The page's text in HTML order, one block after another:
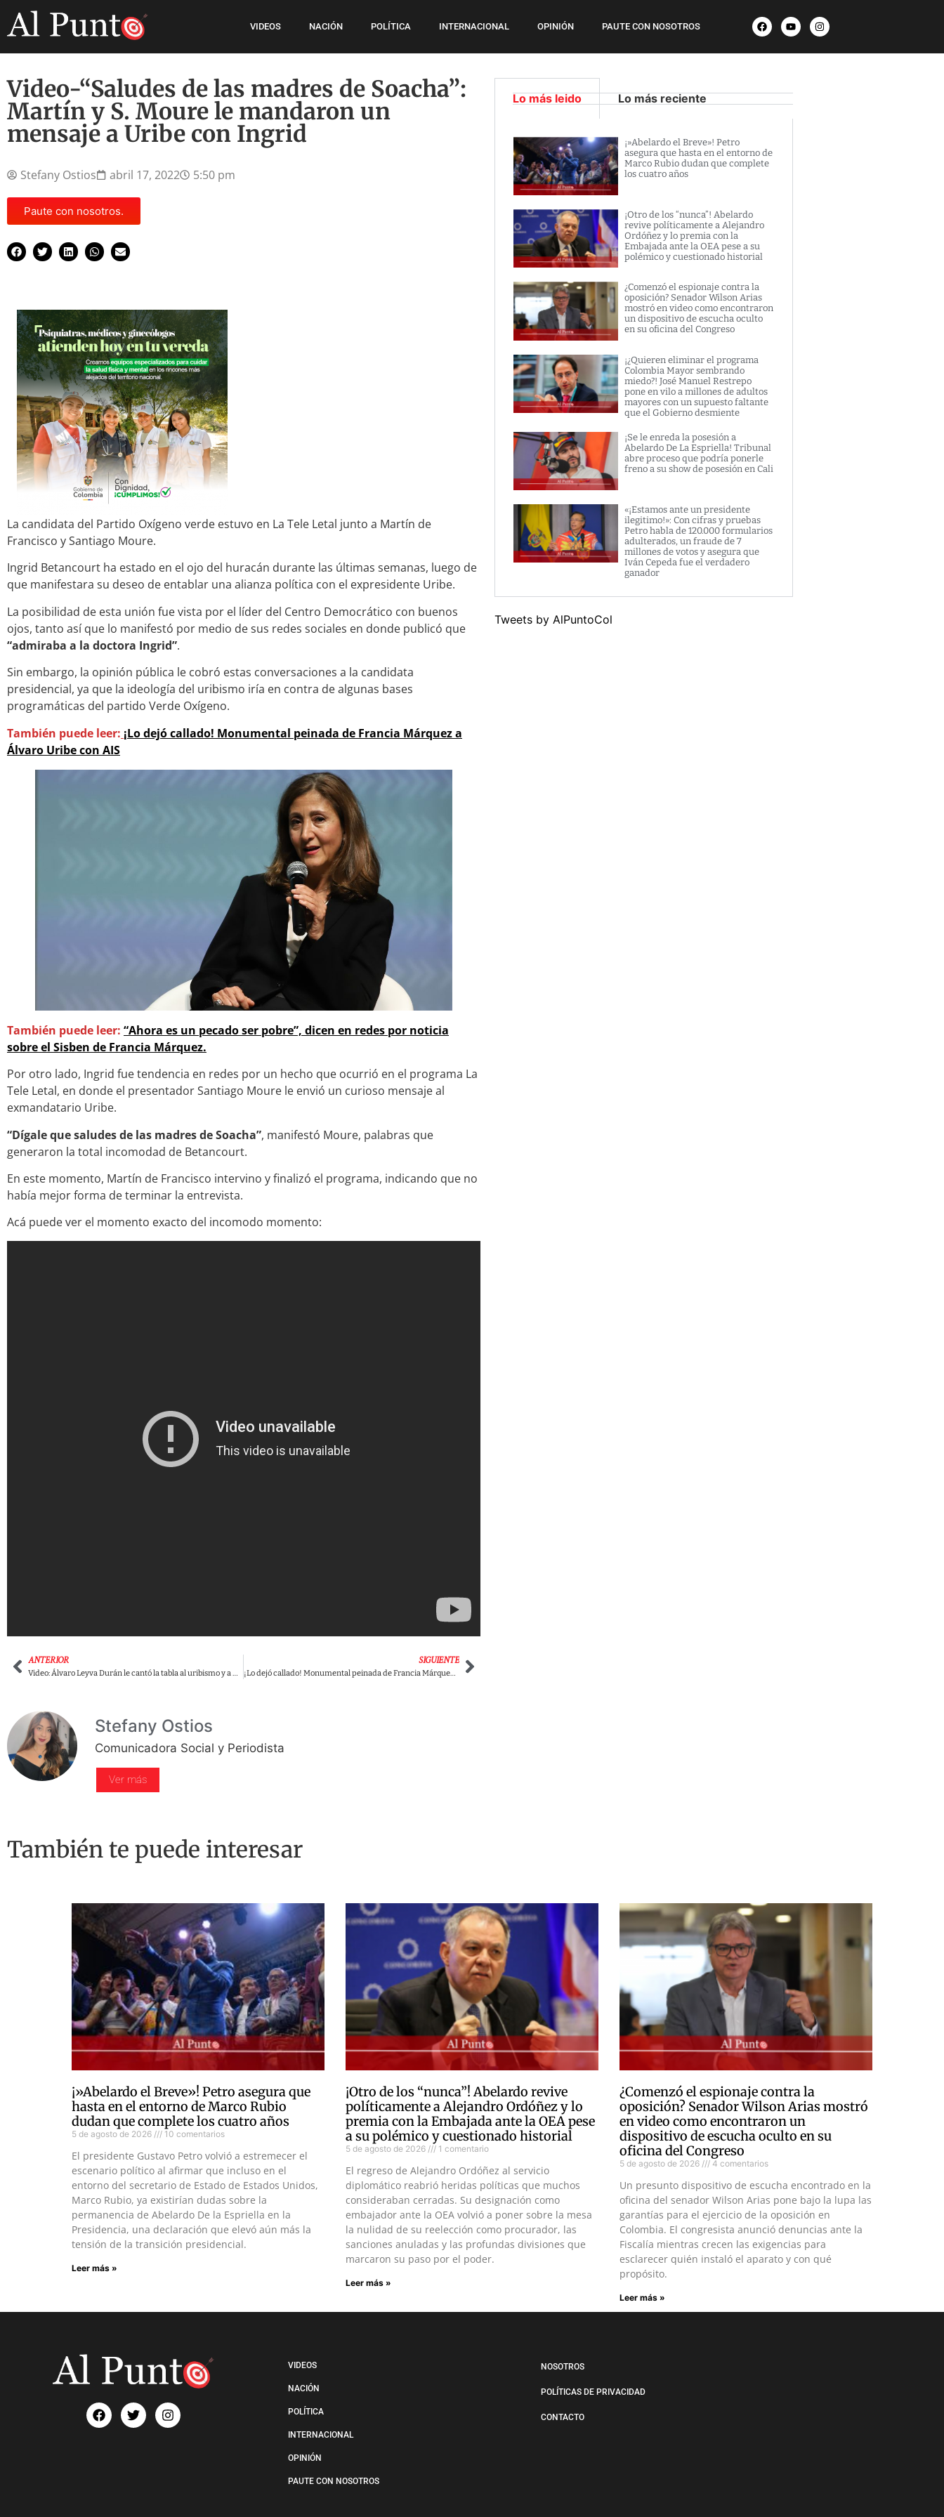
VIDEOS NACIÓN POLÍTICA INTERNACIONAL OPINIÓN PAUTE CON NOSOTROS
Video-“Saludes de las madres de Soacha”:
Martín y S. Moure le mandaron un
mensaje a Uribe con Ingrid
Stefany Ostios abril 17, 2022 5:50 pm
Paute con nosotros.
La candidata del Partido Oxígeno verde estuvo en La Tele Letal junto a Martín de
Francisco y Santiago Moure.
Ingrid Betancourt ha estado en el ojo del huracán durante las últimas semanas, luego de
que manifestara su deseo de entablar una alianza política con el expresidente Uribe.
La posibilidad de esta unión fue vista por el líder del Centro Democrático con buenos
ojos, tanto así que lo manifestó por medio de sus redes sociales en donde publicó que
“admiraba a la doctora Ingrid”.
Sin embargo, la opinión pública le cobró estas conversaciones a la candidata
presidencial, ya que la ideología del uribismo iría en contra de algunas bases
programáticas del partido Verde Oxígeno.
También puede leer: ¡Lo dejó callado! Monumental peinada de Francia Márquez a
Álvaro Uribe con AIS
También puede leer: “Ahora es un pecado ser pobre”, dicen en redes por noticia
sobre el Sisben de Francia Márquez.
Por otro lado, Ingrid fue tendencia en redes por un hecho que ocurrió en el programa La
Tele Letal, en donde el presentador Santiago Moure le envió un curioso mensaje al
exmandatario Uribe.
“Dígale que saludes de las madres de Soacha”, manifestó Moure, palabras que
generaron la total incomodad de Betancourt.
En este momento, Martín de Francisco intervino y finalizó el programa, indicando que no
había mejor forma de terminar la entrevista.
Acá puede ver el momento exacto del incomodo momento:
ANTERIOR
Video: Álvaro Leyva Durán le cantó la tabla al uribismo y a Duque por su paso por la ONU.
SIGUIENTE
¡Lo dejó callado! Monumental peinada de Francia Márquez a Álvaro Uribe con AIS
Lo más leido Lo más reciente
¡»Abelardo el Breve»! Petro
asegura que hasta en el entorno de
Marco Rubio dudan que complete
los cuatro años
¡Otro de los “nunca”! Abelardo
revive políticamente a Alejandro
Ordóñez y lo premia con la
Embajada ante la OEA pese a su
polémico y cuestionado historial
¿Comenzó el espionaje contra la
oposición? Senador Wilson Arias
mostró en video como encontraron
un dispositivo de escucha oculto
en su oficina del Congreso
¡¿Quieren eliminar el programa
Colombia Mayor sembrando
miedo?! José Manuel Restrepo
pone en vilo a millones de adultos
mayores con un supuesto faltante
que el Gobierno desmiente
¡Se le enreda la posesión a
Abelardo De La Espriella! Tribunal
abre proceso que podría ponerle
freno a su show de posesión en Cali
«¡Estamos ante un presidente
ilegitimo!»: Con cifras y pruebas
Petro habla de 120.000 formularios
adulterados, un fraude de 7
millones de votos y asegura que
Iván Cepeda fue el verdadero
ganador
Tweets by AlPuntoCol
Stefany Ostios
Comunicadora Social y Periodista
Ver más
También te puede interesar
¡»Abelardo el Breve»! Petro asegura que
hasta en el entorno de Marco Rubio
dudan que complete los cuatro años
5 de agosto de 2026 10 comentarios
El presidente Gustavo Petro volvió a estremecer el
escenario político al afirmar que incluso en el
entorno del secretario de Estado de Estados Unidos,
Marco Rubio, ya existirían dudas sobre la
permanencia de Abelardo De la Espriella en la
Presidencia, una declaración que elevó aún más la
tensión de la transición presidencial.
Leer más »
¡Otro de los “nunca”! Abelardo revive
políticamente a Alejandro Ordóñez y lo
premia con la Embajada ante la OEA pese
a su polémico y cuestionado historial
5 de agosto de 2026 1 comentario
El regreso de Alejandro Ordóñez al servicio
diplomático reabrió heridas políticas que muchos
consideraban cerradas. Su designación como
embajador ante la OEA volvió a poner sobre la mesa
la nulidad de su reelección como procurador, las
sanciones anuladas y las profundas divisiones que
marcaron su paso por el poder.
Leer más »
¿Comenzó el espionaje contra la
oposición? Senador Wilson Arias mostró
en video como encontraron un
dispositivo de escucha oculto en su
oficina del Congreso
5 de agosto de 2026 4 comentarios
Un presunto dispositivo de escucha encontrado en la
oficina del senador Wilson Arias pone bajo la lupa las
garantías para el ejercicio de la oposición en
Colombia. El congresista anunció denuncias ante la
Fiscalía mientras crecen las exigencias para
esclarecer quién instaló el aparato y con qué
propósito.
Leer más »
VIDEOS
NACIÓN
POLÍTICA
INTERNACIONAL
OPINIÓN
PAUTE CON NOSOTROS
NOSOTROS
POLÍTICAS DE PRIVACIDAD
CONTACTO